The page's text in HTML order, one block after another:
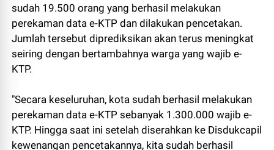
sudah 19.500 orang yang berhasil melakukan
perekaman data e-KTP dan dilakukan pencetakan.
Jumlah tersebut diprediksikan akan terus meningkat
seiring dengan bertambahnya warga yang wajib e-
KTP.
"Secara keseluruhan, kota sudah berhasil melakukan
perekaman data e-KTP sebanyak 1.300.000 wajib e-
KTP. Hingga saat ini setelah diserahkan ke Disdukcapil
kewenangan pencetakannya, kita sudah berhasil